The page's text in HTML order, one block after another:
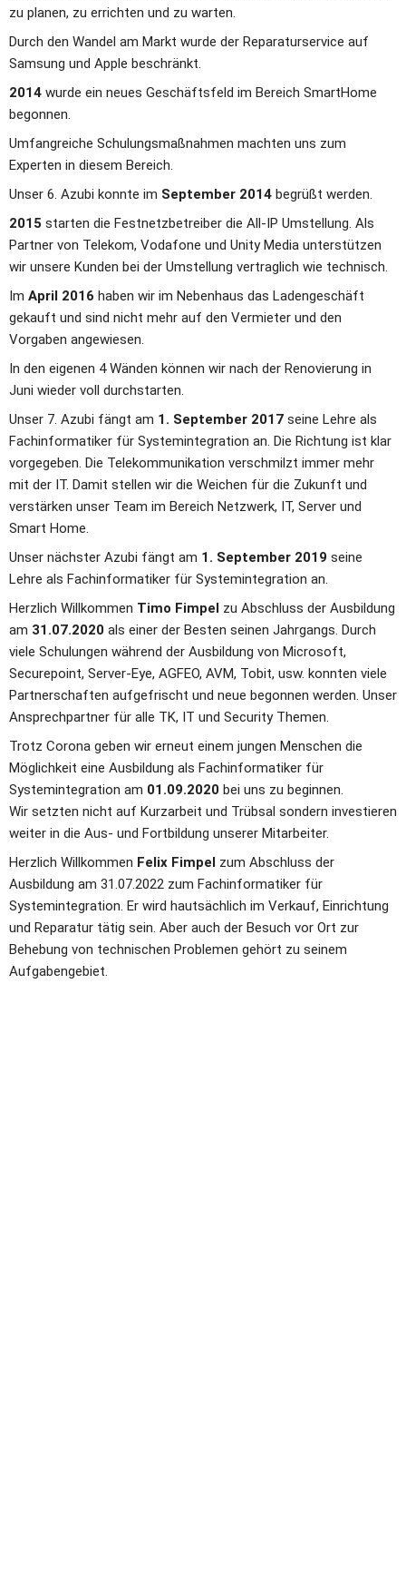
zu planen, zu errichten und zu warten.
Durch den Wandel am Markt wurde der Reparaturservice auf
Samsung und Apple beschränkt.
2014 wurde ein neues Geschäftsfeld im Bereich SmartHome
begonnen.
Umfangreiche Schulungsmaßnahmen machten uns zum
Experten in diesem Bereich.
Unser 6. Azubi konnte im September 2014 begrüßt werden.
2015 starten die Festnetzbetreiber die All-IP Umstellung. Als
Partner von Telekom, Vodafone und Unity Media unterstützen
wir unsere Kunden bei der Umstellung vertraglich wie technisch.
Im April 2016 haben wir im Nebenhaus das Ladengeschäft
gekauft und sind nicht mehr auf den Vermieter und den
Vorgaben angewiesen.
In den eigenen 4 Wänden können wir nach der Renovierung in
Juni wieder voll durchstarten.
Unser 7. Azubi fängt am 1. September 2017 seine Lehre als
Fachinformatiker für Systemintegration an. Die Richtung ist klar
vorgegeben. Die Telekommunikation verschmilzt immer mehr
mit der IT. Damit stellen wir die Weichen für die Zukunft und
verstärken unser Team im Bereich Netzwerk, IT, Server und
Smart Home.
Unser nächster Azubi fängt am 1. September 2019 seine
Lehre als Fachinformatiker für Systemintegration an.
Herzlich Willkommen Timo Fimpel zu Abschluss der Ausbildung
am 31.07.2020 als einer der Besten seinen Jahrgangs. Durch
viele Schulungen während der Ausbildung von Microsoft,
Securepoint, Server-Eye, AGFEO, AVM, Tobit, usw. konnten viele
Partnerschaften aufgefrischt und neue begonnen werden. Unser
Ansprechpartner für alle TK, IT und Security Themen.
Trotz Corona geben wir erneut einem jungen Menschen die
Möglichkeit eine Ausbildung als Fachinformatiker für
Systemintegration am 01.09.2020 bei uns zu beginnen.
Wir setzten nicht auf Kurzarbeit und Trübsal sondern investieren
weiter in die Aus- und Fortbildung unserer Mitarbeiter.
Herzlich Willkommen Felix Fimpel zum Abschluss der
Ausbildung am 31.07.2022 zum Fachinformatiker für
Systemintegration. Er wird hautsächlich im Verkauf, Einrichtung
und Reparatur tätig sein. Aber auch der Besuch vor Ort zur
Behebung von technischen Problemen gehört zu seinem
Aufgabengebiet.